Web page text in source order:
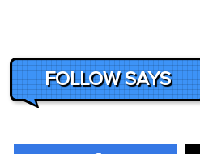
FOLLOW SAYS